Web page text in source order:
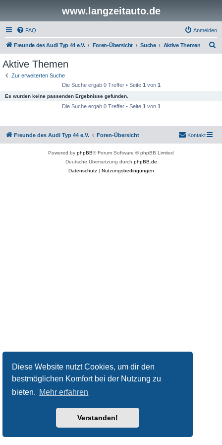
Diese Website nutzt Cookies, um dir den
bestmöglichen Komfort bei der Nutzung zu
bieten. Mehr erfahren
Verstanden!
www.langzeitauto.de
FAQ Anmelden
Freunde des Audi Typ 44 e.V. Foren-Übersicht Suche Aktive Themen
Aktive Themen
Zur erweiterten Suche
Die Suche ergab 0 Treffer • Seite 1 von 1
Es wurden keine passenden Ergebnisse gefunden.
Die Suche ergab 0 Treffer • Seite 1 von 1
Freunde des Audi Typ 44 e.V. Foren-Übersicht Kontakt
Powered by phpBB® Forum Software © phpBB Limited
Deutsche Übersetzung durch phpBB.de
Datenschutz| Nutzungsbedingungen